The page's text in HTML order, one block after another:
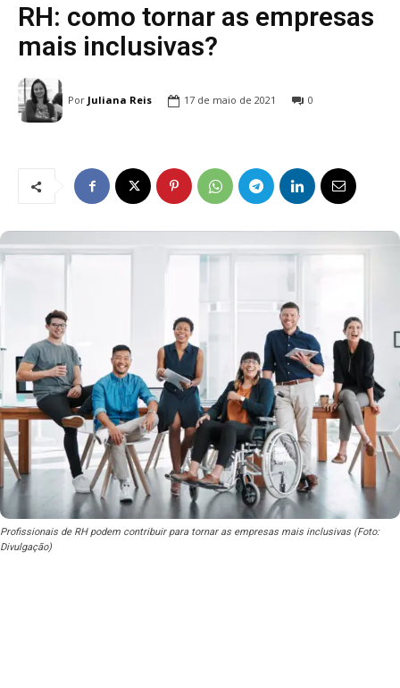
RH: como tornar as empresas
mais inclusivas?
Por Juliana Reis 17 de maio de 2021 0
Profissionais de RH podem contribuir para tornar as empresas mais inclusivas (Foto:
Divulgação)